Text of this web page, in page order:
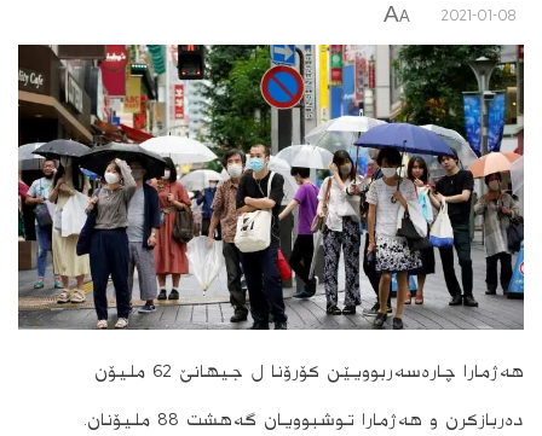
2021-01-08
A
A
هه‌ژمارا چاره‌سه‌ربوویێن كۆرۆنا ل جیهانێ 62 ملیۆن
ده‌ربازكرن و هه‌ژمارا توشبوویان گه‌هشت 88 ملیۆنان.